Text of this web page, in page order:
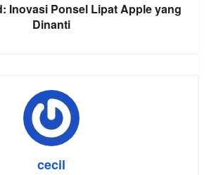
Inovasi Ponsel Lipat Apple yang
Dinanti
cecil